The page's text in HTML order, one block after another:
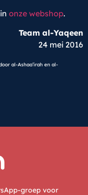
onze webshop.
Team al-Yaqeen
24 mei 2016
al-Ashaa’irah en al-
groep voor